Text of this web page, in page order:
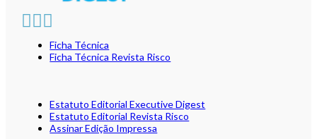
Ficha Técnica
Ficha Técnica Revista Risco
Estatuto Editorial Executive Digest
Estatuto Editorial Revista Risco
Assinar Edição Impressa